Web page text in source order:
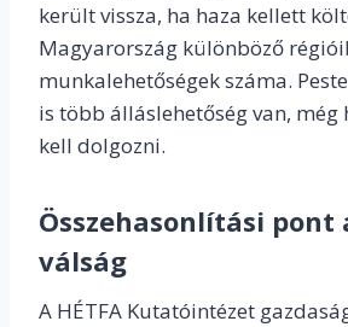
került vissza, ha haza kellett
Magyarország különböző
munkalehetőségek száma.
is több álláslehetőség van,
kell dolgozni.
Összehasonlítási pont
válság
A HÉTFA Kutatóintézet